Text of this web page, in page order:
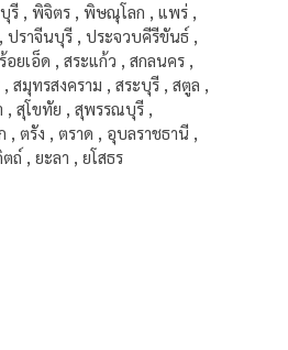
รี , พิจิตร , พิษณุโลก , แพร่ ,
ปราจีนบุรี , ประจวบคีรีขันธ์ ,
อยเอ็ด , สระแก้ว , สกลนคร ,
สมุทรสงคราม , สระบุรี , สตูล ,
, สุโขทัย , สุพรรณบุรี ,
, ตรัง , ตราด , อุบลราชธานี ,
ถ์ , ยะลา , ยโสธร